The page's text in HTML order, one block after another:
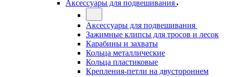
Аксессуары для подвешивания
Аксессуары для подвешивания
Зажимные клипсы для тросов и лесок
Карабины и захваты
Кольца металлические
Кольца пластиковые
Крепления-петли на двустороннем